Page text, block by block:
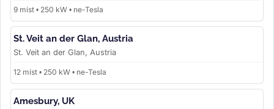
9 míst • 250 kW • ne-Tesla
St. Veit an der Glan, Austria
St. Veit an der Glan, Austria
12 míst • 250 kW • ne-Tesla
Amesbury, UK